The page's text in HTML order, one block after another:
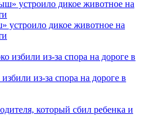
устроило дикое животное на
из-за спора на дороге в